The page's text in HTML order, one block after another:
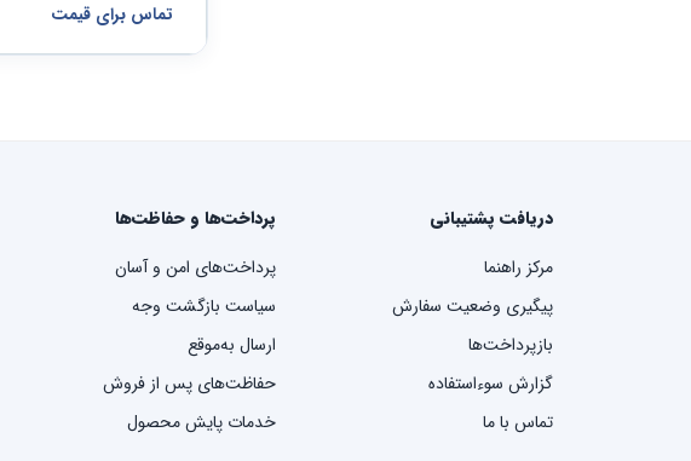
تماس برای قیمت
دریافت پشتیبانی
مرکز راهنما
پیگیری وضعیت سفارش
بازپرداخت‌ها
گزارش سوءاستفاده
تماس با ما
پرداخت‌ها و حفاظت‌ها
پرداخت‌های امن و آسان
سیاست بازگشت وجه
ارسال به‌موقع
حفاظت‌های پس از فروش
خدمات پایش محصول